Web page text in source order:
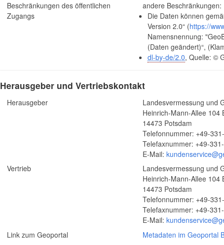
Beschränkungen des öffentlichen
Zugangs
andere Beschränkungen:
Die Daten können
Version 2.0“ (https://
Namensnennung:
(Daten geändert)“,
dl-by-de/2.0, Quelle: ©
Herausgeber und Vertriebskontakt
Herausgeber
Landesvermessung und
Heinrich-Mann-Allee 104
14473 Potsdam
Telefonnummer: +49-
Telefaxnummer: +49-
E-Mail:
Vertrieb
Landesvermessung und
Heinrich-Mann-Allee 104
14473 Potsdam
Telefonnummer: +49-
Telefaxnummer: +49-
E-Mail:
Link zum Geoportal
Metadaten im Geoportal